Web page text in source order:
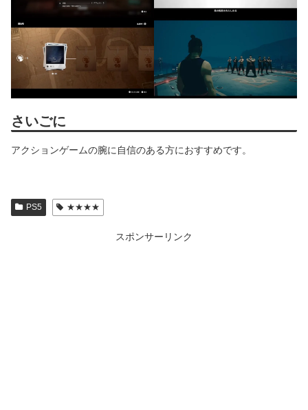
さいごに
アクションゲームの腕に自信のある方におすすめです。
PS5 ★★★★
スポンサーリンク